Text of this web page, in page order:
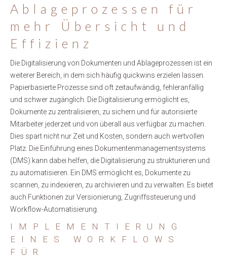
Ablageprozessen für
mehr Übersicht und
Effizienz
Die Digitalisierung von Dokumenten und Ablageprozessen ist ein
weiterer Bereich, in dem sich häufig quickwins erzielen lassen.
Papierbasierte Prozesse sind oft zeitaufwändig, fehleranfällig
und schwer zugänglich. Die Digitalisierung ermöglicht es,
Dokumente zu zentralisieren, zu sichern und für autorisierte
Mitarbeiter jederzeit und von überall aus verfügbar zu machen.
Dies spart nicht nur Zeit und Kosten, sondern auch wertvollen
Platz. Die Einführung eines Dokumentenmanagementsystems
(DMS) kann dabei helfen, die Digitalisierung zu strukturieren und
zu automatisieren. Ein DMS ermöglicht es, Dokumente zu
scannen, zu indexieren, zu archivieren und zu verwalten. Es bietet
auch Funktionen zur Versionierung, Zugriffssteuerung und
Workflow-Automatisierung.
IMPLEMENTIERUNG
EINES WORKFLOWS
FÜR